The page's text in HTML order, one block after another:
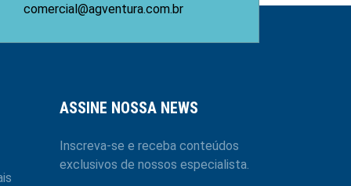
comercial@agventura.com.br
ASSINE NOSSA NEWS
Inscreva-se e receba conteúdos
exclusivos de nossos especialista.